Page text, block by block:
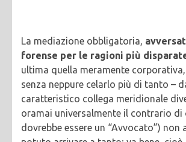
La mediazione obbligatoria,
forense per le ragioni più
ultima quella meramente
senza neppure celarlo più di tanto –
caratteristico collega meridionale
oramai universalmente il contrario di
dovrebbe essere un “Avvocato”) non